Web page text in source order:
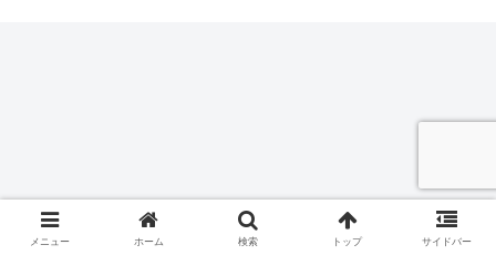
メニュー ホーム 検索 トップ サイドバー